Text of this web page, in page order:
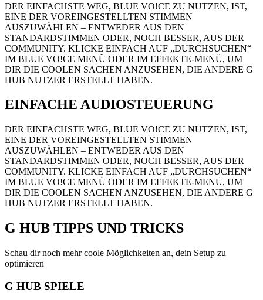
DER EINFACHSTE WEG, BLUE VO!CE ZU NUTZEN, IST,
EINE DER VOREINGESTELLTEN STIMMEN
AUSZUWÄHLEN – ENTWEDER AUS DEN
STANDARDSTIMMEN ODER, NOCH BESSER, AUS DER
COMMUNITY. KLICKE EINFACH AUF „DURCHSUCHEN“
IM BLUE VO!CE MENÜ ODER IM EFFEKTE-MENÜ, UM
DIR DIE COOLEN SACHEN ANZUSEHEN, DIE ANDERE G
HUB NUTZER ERSTELLT HABEN.
EINFACHE AUDIOSTEUERUNG
DER EINFACHSTE WEG, BLUE VO!CE ZU NUTZEN, IST,
EINE DER VOREINGESTELLTEN STIMMEN
AUSZUWÄHLEN – ENTWEDER AUS DEN
STANDARDSTIMMEN ODER, NOCH BESSER, AUS DER
COMMUNITY. KLICKE EINFACH AUF „DURCHSUCHEN“
IM BLUE VO!CE MENÜ ODER IM EFFEKTE-MENÜ, UM
DIR DIE COOLEN SACHEN ANZUSEHEN, DIE ANDERE G
HUB NUTZER ERSTELLT HABEN.
G HUB TIPPS UND TRICKS
Schau dir noch mehr coole Möglichkeiten an, dein Setup zu
optimieren
G HUB SPIELE